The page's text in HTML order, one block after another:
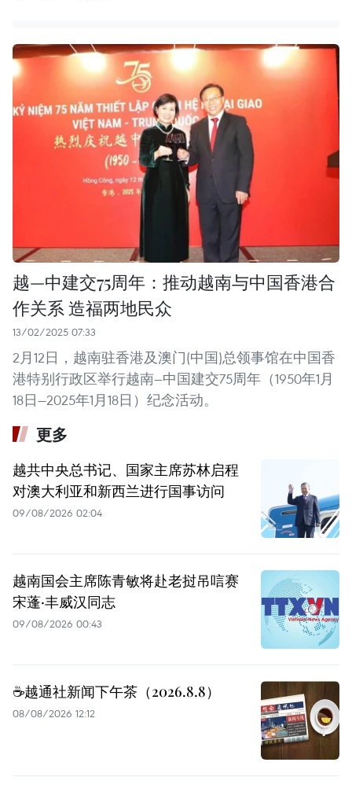
越—中建交75周年：推动越南与中国香港合
作关系 造福两地民众
13/02/2025 07:33
2月12日，越南驻香港及澳门(中国)总领事馆在中国香
港特别行政区举行越南—中国建交75周年（1950年1月
18日—2025年1月18日）纪念活动。
更多
越共中央总书记、国家主席苏林启程
对澳大利亚和新西兰进行国事访问
09/08/2026 02:04
越南国会主席陈青敏将赴老挝吊唁赛
宋蓬·丰威汉同志
09/08/2026 00:43
☕️越通社新闻下午茶（2026.8.8）
08/08/2026 12:12